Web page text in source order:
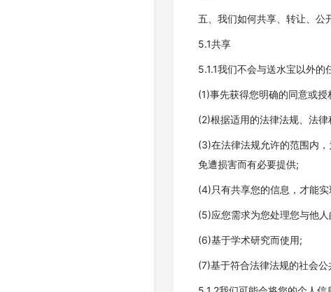
五、我们如何共享、转让、公
5.1共享
5.1.1我们不会与送水宝以外的
(1)事先获得您明确的同意或授
(2)根据适用的法律法规、法
(3)在法律法规允许的范围内
免遭损害而有必要提供;
(4)只有共享您的信息，才能
(5)应您需求为您处理您与他
(6)基于学术研究而使用;
(7)基于符合法律法规的社会公